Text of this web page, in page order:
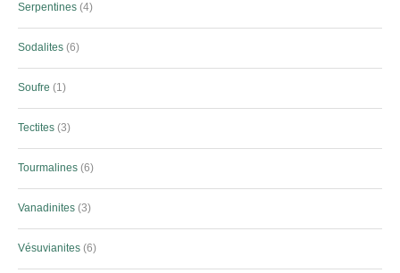
Serpentines 4
Sodalites 6
Soufre 1
Tectites 3
Tourmalines 6
Vanadinites 3
Vésuvianites 6